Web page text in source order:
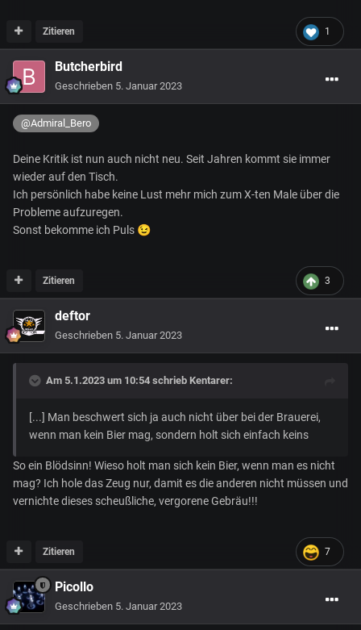
1
Zitieren
Butcherbird
Geschrieben 5. Januar 2023
@Admiral_Bero
Deine Kritik ist nun auch nicht neu. Seit Jahren kommt sie immer
wieder auf den Tisch.
Ich persönlich habe keine Lust mehr mich zum X-ten Male über die
Probleme aufzuregen.
Sonst bekomme ich Puls 😉
3
Zitieren
deftor
Geschrieben 5. Januar 2023
Am 5.1.2023 um 10:54 schrieb Kentarer:
[...] Man beschwert sich ja auch nicht über bei der Brauerei,
wenn man kein Bier mag, sondern holt sich einfach keins
So ein Blödsinn! Wieso holt man sich kein Bier, wenn man es nicht
mag? Ich hole das Zeug nur, damit es die anderen nicht müssen und
vernichte dieses scheußliche, vergorene Gebräu!!!
7
Zitieren
Picollo
Geschrieben 5. Januar 2023